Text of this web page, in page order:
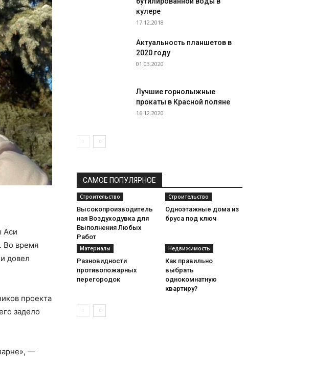
Аси
Во время
довел
проекта
задело
—
кулере
17.12.2018
Актуальность планшетов в
2020 году
01.03.2020
Лучшие горнолыжные
прокаты в Красной поляне
16.12.2020
САМОЕ ПОПУЛЯРНОЕ
Строительство
Высокопроизводитель
ная Воздуходувка для
Выполнения Любых
Работ
Строительство
Одноэтажные дома из
бруса под ключ
Материалы
Разновидности
противопожарных
перегородок
Недвижимость
Как правильно
выбрать
однокомнатную
квартиру?